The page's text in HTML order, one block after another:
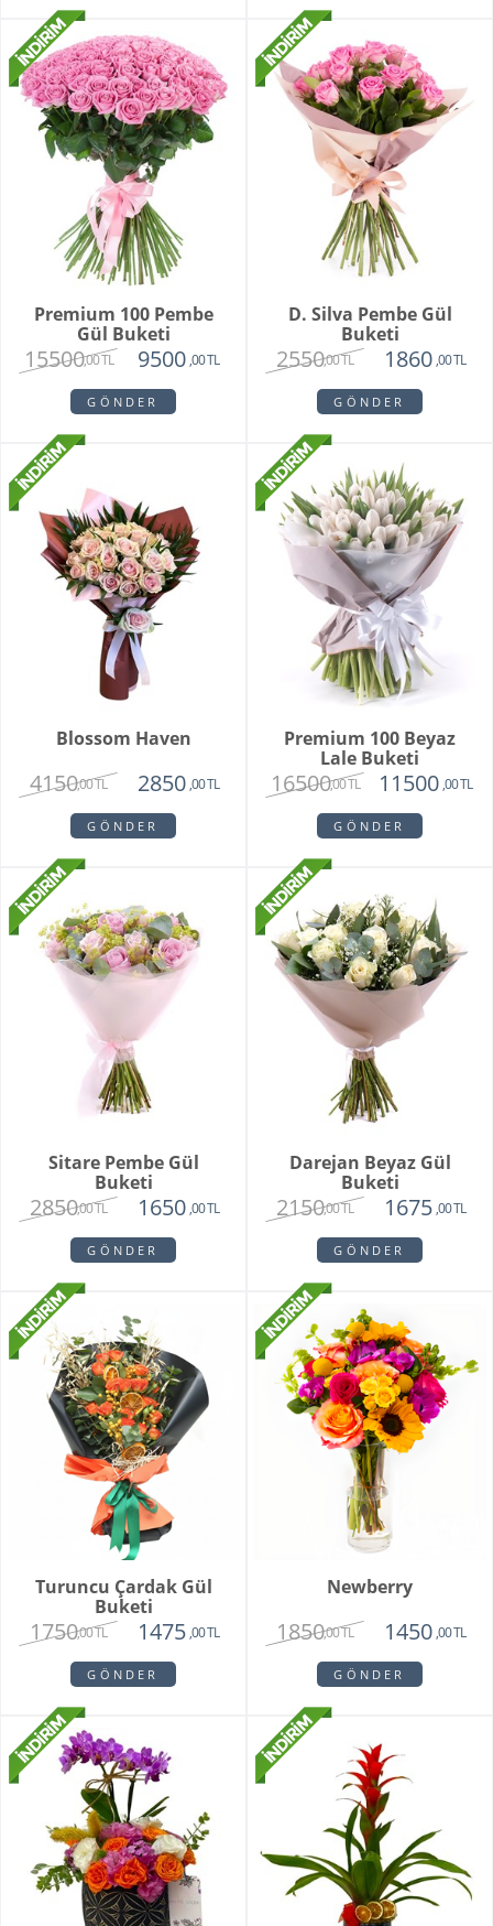
Premium 100 Pembe
Gül Buketi
15500,00 TL 9500 ,00 TL
GÖNDER
D. Silva Pembe Gül
Buketi
2550,00 TL 1860 ,00 TL
GÖNDER
Blossom Haven
4150,00 TL 2850 ,00 TL
GÖNDER
Premium 100 Beyaz
Lale Buketi
16500,00 TL 11500 ,00 TL
GÖNDER
Sitare Pembe Gül
Buketi
2850,00 TL 1650 ,00 TL
GÖNDER
Darejan Beyaz Gül
Buketi
2150,00 TL 1675 ,00 TL
GÖNDER
Turuncu Çardak Gül
Buketi
1750,00 TL 1475 ,00 TL
GÖNDER
Newberry
1850,00 TL 1450 ,00 TL
GÖNDER